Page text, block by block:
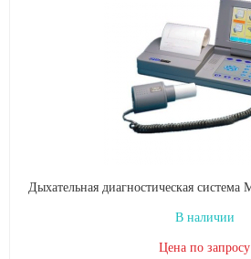
Дыхательная диагностическая
В наличии
Цена по запросу